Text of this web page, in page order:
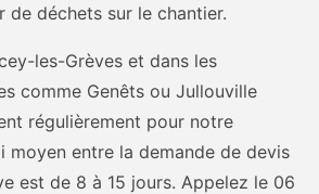
de déchets sur le chantier.
les-Grèves et dans les
comme Genêts ou Jullouville
régulièrement pour notre
moyen entre la demande de devis
est de 8 à 15 jours. Appelez le 06